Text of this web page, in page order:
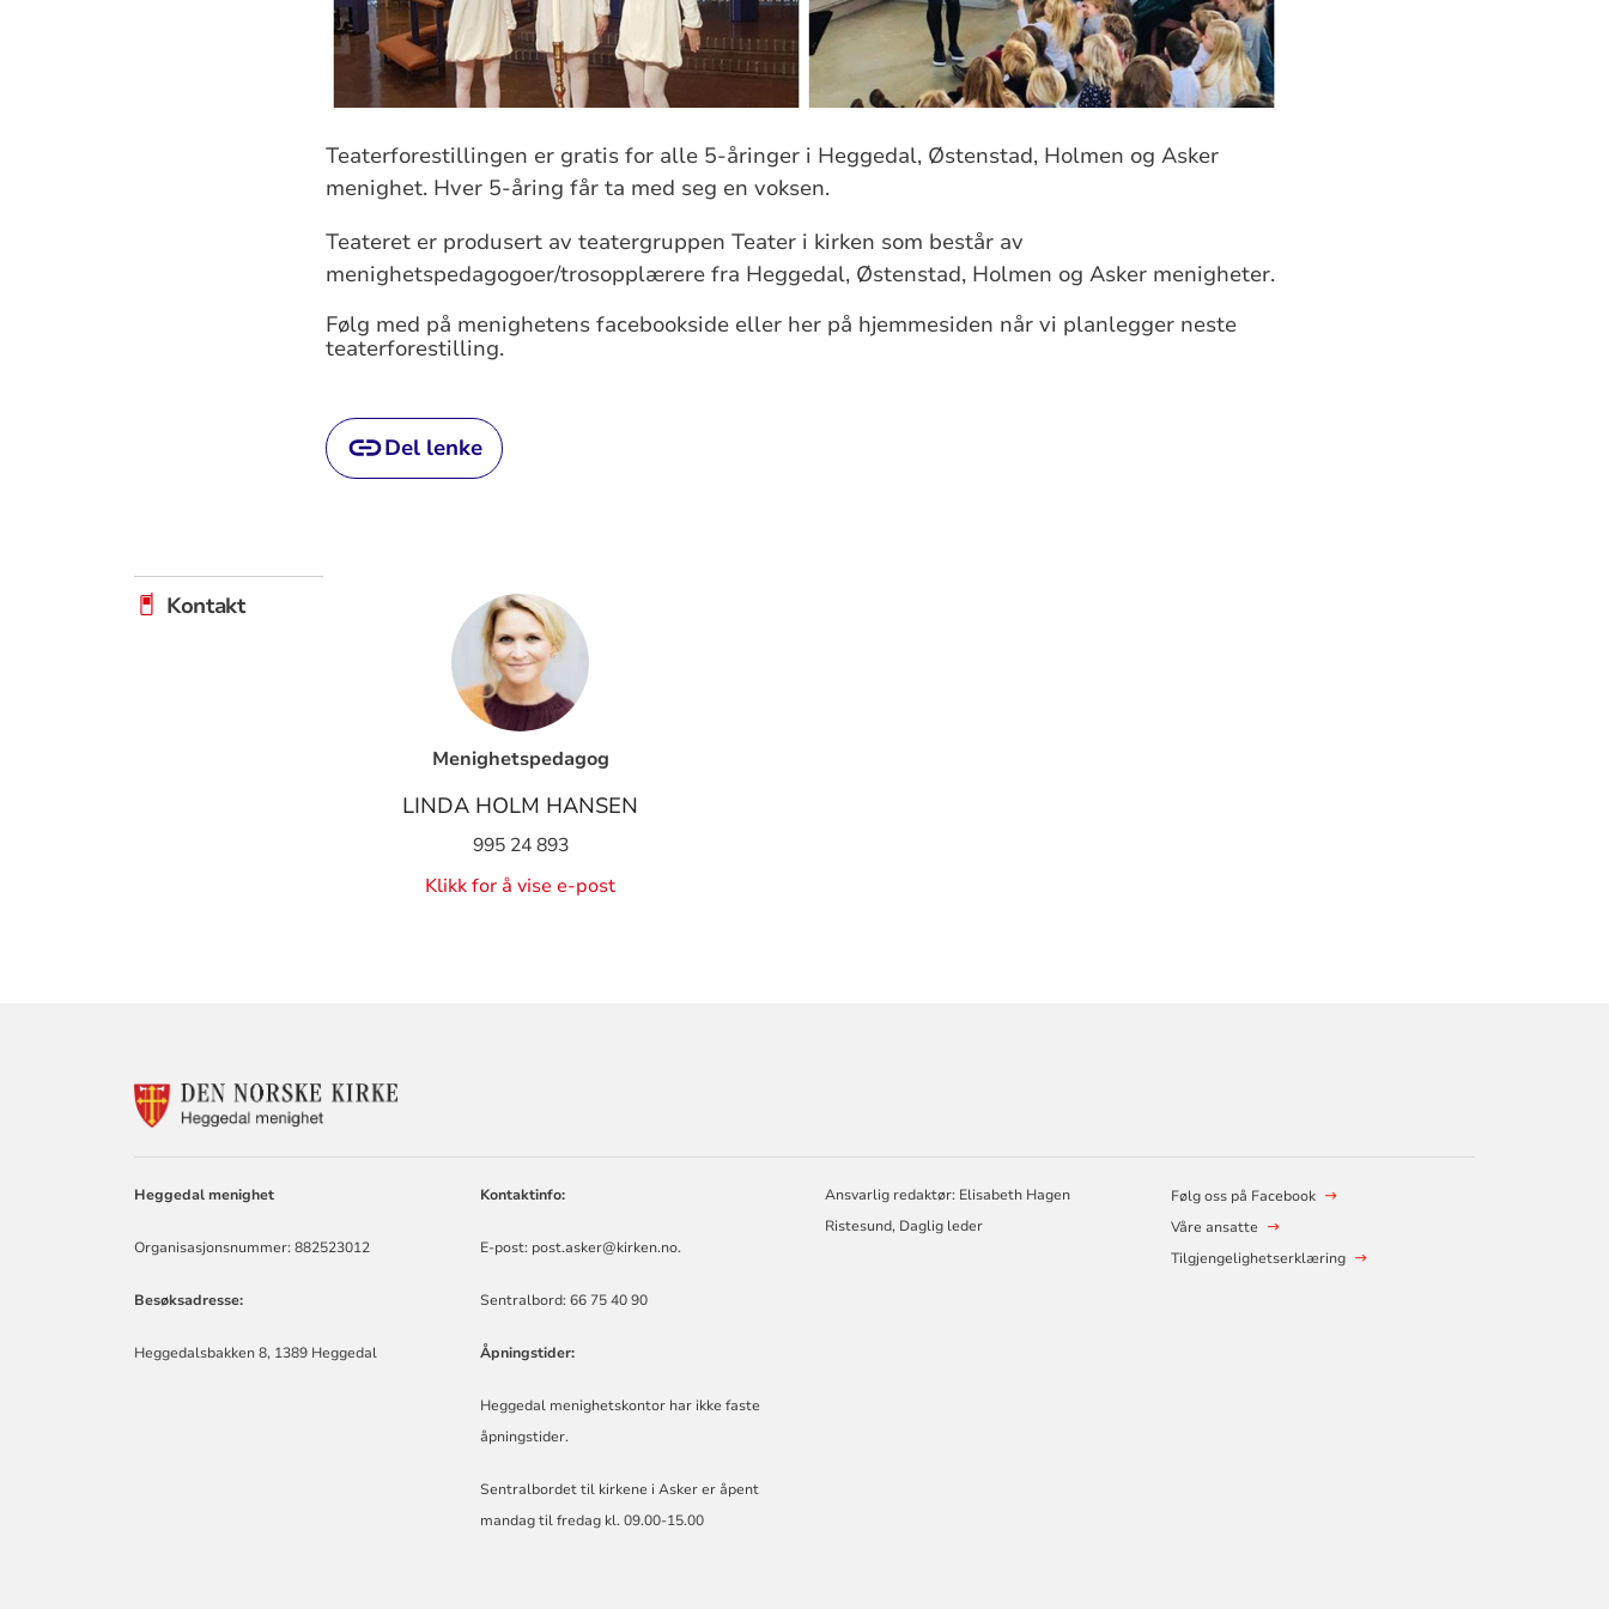
Teaterforestillingen er gratis for alle 5-åringer i Heggedal, Østenstad, Holmen og Asker
menighet. Hver 5-åring får ta med seg en voksen.
Teateret er produsert av teatergruppen Teater i kirken som består av
menighetspedagogoer/trosopplærere fra Heggedal, Østenstad, Holmen og Asker menigheter.
Følg med på menighetens facebookside eller her på hjemmesiden når vi planlegger neste
teaterforestilling.
Del lenke
Kontakt
Menighetspedagog
LINDA HOLM HANSEN
995 24 893
Klikk for å vise e-post
KONTAKTINFORMASJON
Heggedal menighet
Organisasjonsnummer: 882523012
Besøksadresse:
Heggedalsbakken 8, 1389 Heggedal
Kontaktinfo:
E-post: post.asker@kirken.no.
Sentralbord: 66 75 40 90
Åpningstider:
Heggedal menighetskontor har ikke faste
åpningstider.
Sentralbordet til kirkene i Asker er åpent
mandag til fredag kl. 09.00-15.00
Ansvarlig redaktør: Elisabeth Hagen
Ristesund, Daglig leder
Følg oss på Facebook
Våre ansatte
Tilgjengelighetserklæring